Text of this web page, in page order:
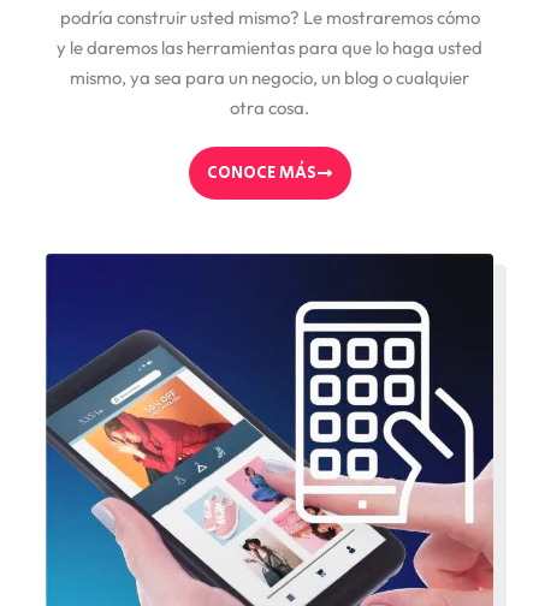
podría construir usted mismo? Le mostraremos cómo
y le daremos las herramientas para que lo haga usted
mismo, ya sea para un negocio, un blog o cualquier
otra cosa.
CONOCE MÁS